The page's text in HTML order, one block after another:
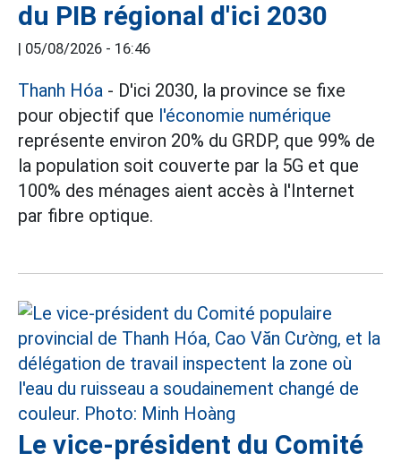
du PIB régional d'ici 2030
| 05/08/2026 - 16:46
Thanh Hóa - D'ici 2030, la province se fixe
pour objectif que l'économie numérique
représente environ 20% du GRDP, que 99% de
la population soit couverte par la 5G et que
100% des ménages aient accès à l'Internet
par fibre optique.
Le vice-président du Comité